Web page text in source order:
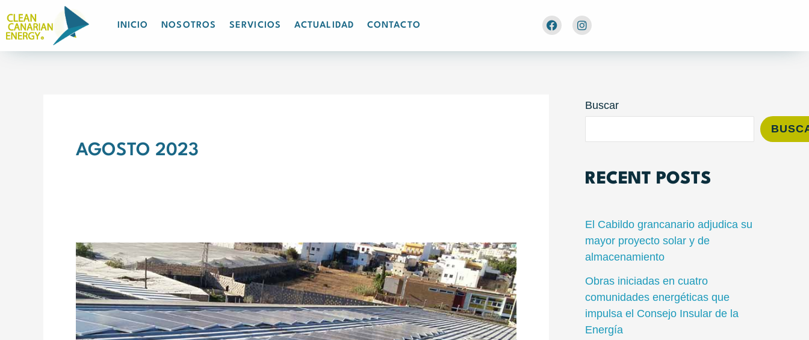
al
contenido
INICIO NOSOTROS SERVICIOS ACTUALIDAD CONTACTO FacebookInstagram
AGOSTO 2023
CANARIAS
ALCANZA
EL
MEDIO
CENTENAR
DE
Buscar
RECENT POSTS
El Cabildo grancanario adjudica su
mayor proyecto solar y de
almacenamiento
Obras iniciadas en cuatro
comunidades energéticas que
impulsa el Consejo Insular de la
Energía